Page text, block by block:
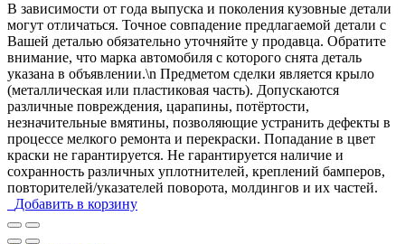
В зависимости от года выпуска и поколения кузовные детали
могут отличаться. Точное совпадение предлагаемой детали с
Вашей деталью обязательно уточняйте у продавца. Обратите
внимание, что марка автомобиля с которого снята деталь
указана в объявлении.\n Предметом сделки является крыло
(металлическая или пластиковая часть). Допускаются
различные повреждения, царапины, потёртости,
незначительные вмятины, позволяющие устранить дефекты в
процессе мелкого ремонта и перекраски. Попадание в цвет
краски не гарантируется. Не гарантируется наличие и
сохранность различных уплотнителей, креплений бамперов,
повторителей/указателей поворота, молдингов и их частей.
Добавить в корзину